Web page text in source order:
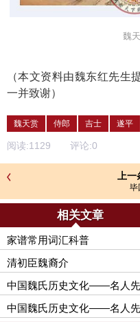
魏
（本文资料由魏东红先生
一并致谢）
魏天赏 侍郎 吉士 遂平
阅读:1129 评论:0
上
毕
相关文章
家谱常用词汇科普
清初臣魏裔介
中国魏氏历史文化——名人先
中国魏氏历史文化——名人先